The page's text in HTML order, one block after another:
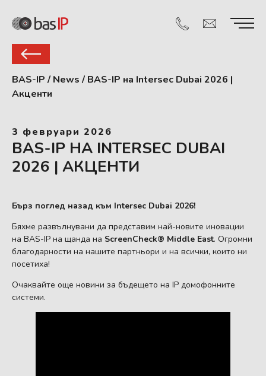
BAS-IP / News / BAS-IP на Intersec Dubai 2026 |
Акценти
3 февруари 2026
BAS-IP НА INTERSEC DUBAI
2026 | АКЦЕНТИ
Бърз поглед назад към Intersec Dubai 2026!
Бяхме развълнувани да представим най-новите иновации
на BAS-IP на щанда на ScreenCheck® Middle East. Огромни
благодарности на нашите партньори и на всички, които ни
посетиха!
Очаквайте още новини за бъдещето на IP домофонните
системи.